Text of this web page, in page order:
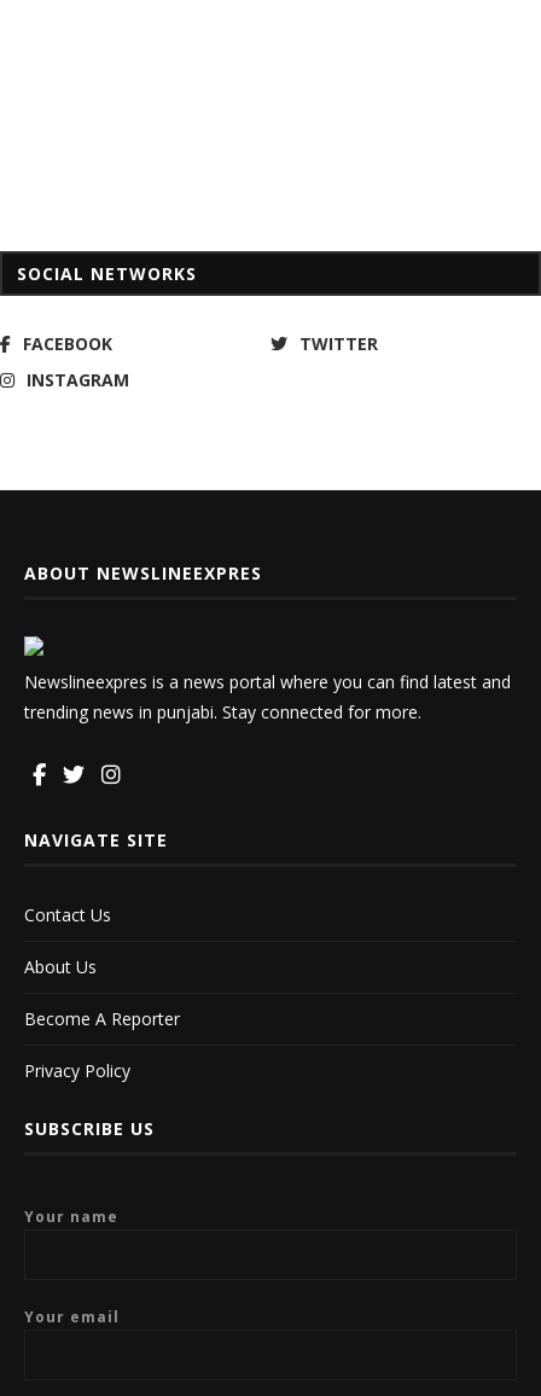
SOCIAL NETWORKS
FACEBOOK
TWITTER
INSTAGRAM
ABOUT NEWSLINEEXPRES
Newslineexpres is a news portal where you can find latest and
trending news in punjabi. Stay connected for more.
NAVIGATE SITE
Contact Us
About Us
Become A Reporter
Privacy Policy
SUBSCRIBE US
Your name
Your email